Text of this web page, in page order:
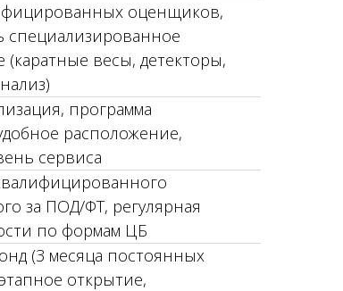
оценщиков,
специализированное
(каратные весы, детекторы,
программа
расположение,
сервиса
за ПОД/ФТ, регулярная
по формам ЦБ
(3 месяца постоянных
открытие,